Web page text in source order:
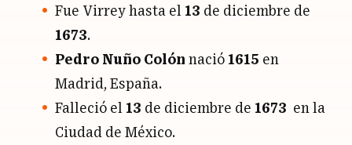
Fue Virrey hasta el 13 de diciembre de
1673.
Pedro Nuño Colónnació 1615 en
Madrid, España.
Falleció el 13 de diciembre de 1673 en la
Ciudad de México.